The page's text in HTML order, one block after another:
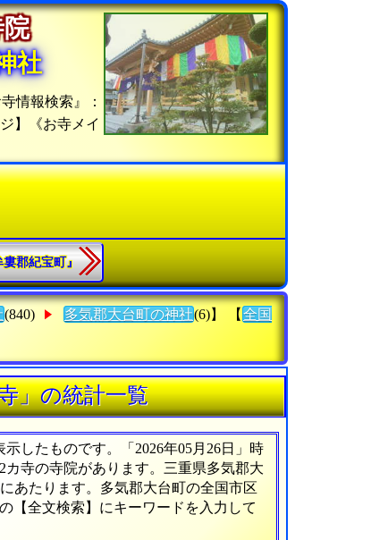
院
社
情報検索』：
】《お寺メイ
婁郡紀宝町』
(840) 多気郡大台町の神社(6)】 【 全国
」の統計一覧
したものです。「2026年05月26日」時
カ寺の寺院があります。三重県多気郡大
あたります。多気郡大台町の全国市区
【全文検索】にキーワードを入力して